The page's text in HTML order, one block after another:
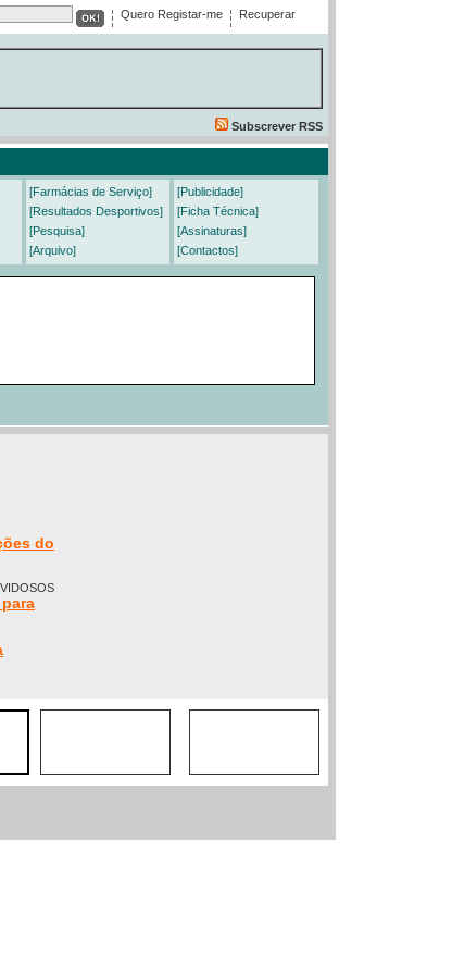
Quero Registar-me
Recuperar
Subscrever RSS
[Farmácias de Serviço]
[Resultados Desportivos]
[Pesquisa]
[Arquivo]
[Publicidade]
[Ficha Técnica]
[Assinaturas]
[Contactos]
do